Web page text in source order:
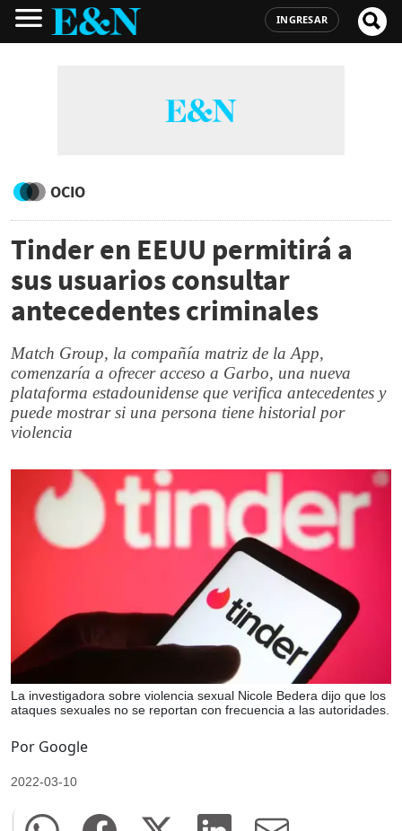
INGRESAR
OCIO
Tinder en EEUU permitirá a
sus usuarios consultar
antecedentes criminales
Match Group, la compañía matriz de la App,
comenzaría a ofrecer acceso a Garbo, una nueva
plataforma estadounidense que verifica antecedentes y
puede mostrar si una persona tiene historial por
violencia
La investigadora sobre violencia sexual Nicole Bedera dijo que los
ataques sexuales no se reportan con frecuencia a las autoridades.
Por Google
2022-03-10